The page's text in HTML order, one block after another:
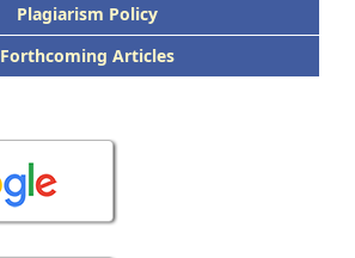
Plagiarism Policy
Forthcoming Articles